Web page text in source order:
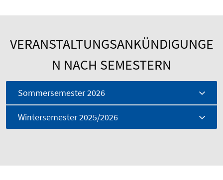
VERANSTALTUNGSANKÜNDIGUNGE
N NACH SEMESTERN
Sommersemester 2026
Wintersemester 2025/2026